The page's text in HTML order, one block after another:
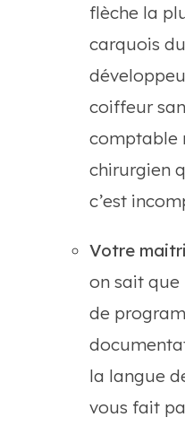
flèche la
carquois
coiffeur
comptable
chirurgien
c’est
Votre
on sait que
de
la langue
vous fait